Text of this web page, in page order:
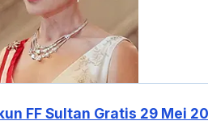
FF Sultan Gratis 29 Mei